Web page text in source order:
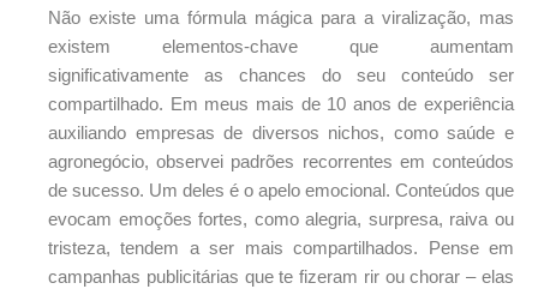
Não existe uma fórmula mágica para a viralização, mas
existem elementos-chave que aumentam
significativamente as chances do seu conteúdo ser
compartilhado. Em meus mais de 10 anos de experiência
auxiliando empresas de diversos nichos, como saúde e
agronegócio, observei padrões recorrentes em conteúdos
de sucesso. Um deles é o apelo emocional. Conteúdos que
evocam emoções fortes, como alegria, surpresa, raiva ou
tristeza, tendem a ser mais compartilhados. Pense em
campanhas publicitárias que te fizeram rir ou chorar – elas